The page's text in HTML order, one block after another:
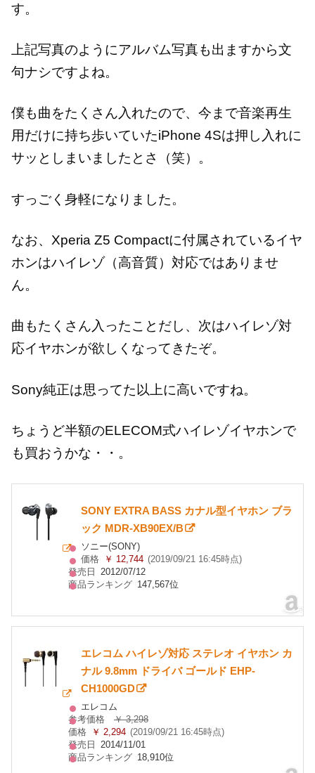
す。
上記写真のようにアルバム写真も出ますから文
句ナシですよね。
僕も曲をたくさん入れたので、今まで音楽再生
用だけに持ち歩いていたiPhone 4Sは押し入れに
サッとしまいましたとさ（笑）。
すっごく身軽になりました。
なお、Xperia Z5 Compactに付属されているイヤ
ホンはハイレゾ（高音質）対応ではありませ
ん。
曲もたくさん入ったことだし、次はハイレゾ対
応イヤホンが欲しくなってきたぞ。
Sony純正は思ってた以上に高いですね。
ちょうど半額のELECOM式ハイレゾイヤホンで
も買おうかな・・。
SONY EXTRA BASS カナル型イヤホン ブラ
ック MDR-XB90EX/B
ソニー(SONY)
価格
￥ 12,744 (2019/09/21 16:45時点)
発売日
2012/07/12
商品ランキング 147,567位
エレコム ハイレゾ対応 ステレオ イヤホン カ
ナル 9.8mm ドライバ ゴールド EHP-
CH1000GD
エレコム
参考価格
￥ 3,298
価格
￥ 2,294 (2019/09/21 16:45時点)
発売日
2014/11/01
商品ランキング 18,910位